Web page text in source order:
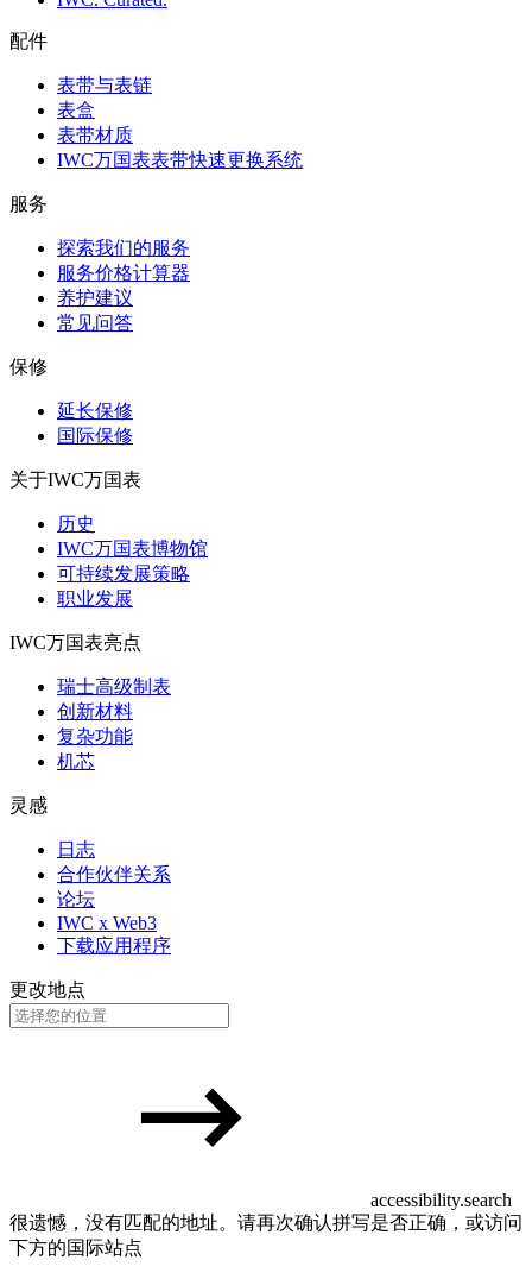
配件
表带与表链
表盒
表带材质
IWC万国表表带快速更换系统
服务
探索我们的服务
服务价格计算器
养护建议
常见问答
保修
延长保修
国际保修
关于IWC万国表
历史
IWC万国表博物馆
可持续发展策略
职业发展
IWC万国表亮点
瑞士高级制表
创新材料
复杂功能
机芯
灵感
日志
合作伙伴关系
论坛
IWC x Web3
下载应用程序
更改地点
accessibility.search
很遗憾，没有匹配的地址。请再次确认拼写是否正确，或访问
下方的国际站点